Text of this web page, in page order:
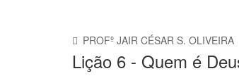
PROFº JAIR CÉSAR S. OLIVEIRA
Lição 6 - Quem é